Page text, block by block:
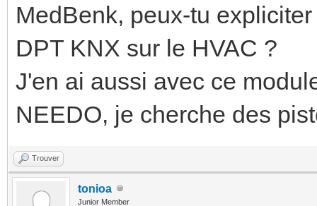
MedBenk, peux-tu
DPT KNX sur le HVAC ?
J'en ai aussi avec ce
NEEDO, je cherche des
Trouver
tonioa
Junior Member